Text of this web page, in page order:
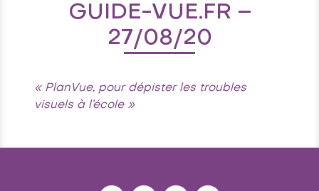
GUIDE-VUE.FR –
27/08/20
« PlanVue, pour dépister les troubles
visuels à l’école »